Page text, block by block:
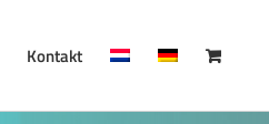
Kontakt